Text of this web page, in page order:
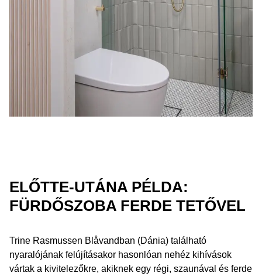
ELŐTTE-UTÁNA PÉLDA:
FÜRDŐSZOBA FERDE TETŐVEL
Trine Rasmussen Blåvandban (Dánia) található
nyaralójának felújításakor hasonlóan nehéz kihívások
vártak a kivitelezőkre, akiknek egy régi, szaunával és ferde